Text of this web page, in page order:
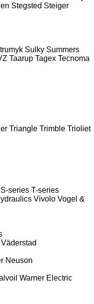
Stegsted Steiger
Sulky Summers
Taarup Tagex Tecnoma
Triangle Trimble Trioliet
S-series T-series
Vivolo Vogel &
Väderstad
Neuson
Warner Electric